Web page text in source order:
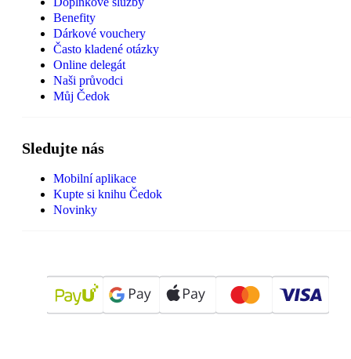
Benefity
Dárkové vouchery
Často kladené otázky
Online delegát
Naši průvodci
Můj Čedok
Sledujte nás
Mobilní aplikace
Kupte si knihu Čedok
Novinky